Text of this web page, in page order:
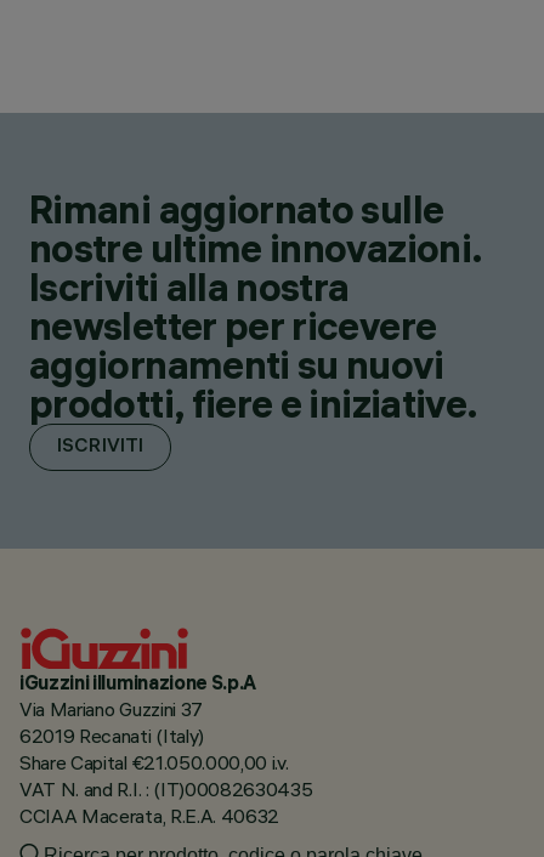
Rimani aggiornato sulle
nostre ultime innovazioni.
Iscriviti alla nostra
newsletter per ricevere
aggiornamenti su nuovi
prodotti, fiere e iniziative.
ISCRIVITI
iGuzzini illuminazione S.p.A
Via Mariano Guzzini 37
62019 Recanati (Italy)
Share Capital €21.050.000,00 i.v.
VAT N. and R.I. : (IT)00082630435
CCIAA Macerata, R.E.A. 40632